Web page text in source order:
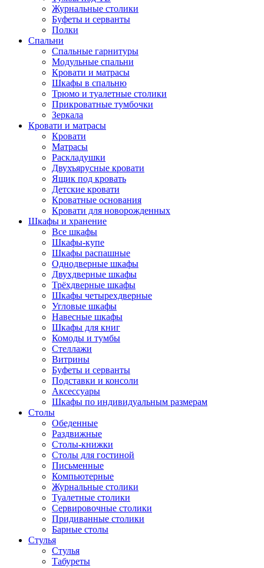
Журнальные столики
Буфеты и серванты
Полки
Спальни
Спальные гарнитуры
Модульные спальни
Кровати и матрасы
Шкафы в спальню
Трюмо и туалетные столики
Прикроватные тумбочки
Зеркала
Кровати и матрасы
Кровати
Матрасы
Раскладушки
Двухъярусные кровати
Ящик под кровать
Детские кровати
Кроватные основания
Кровати для новорожденных
Шкафы и хранение
Все шкафы
Шкафы-купе
Шкафы распашные
Однодверные шкафы
Двухдверные шкафы
Трёхдверные шкафы
Шкафы четырехдверные
Угловые шкафы
Навесные шкафы
Шкафы для книг
Комоды и тумбы
Стеллажи
Витрины
Буфеты и серванты
Подставки и консоли
Аксессуары
Шкафы по индивидуальным размерам
Столы
Обеденные
Раздвижные
Столы-книжки
Столы для гостиной
Письменные
Компьютерные
Журнальные столики
Туалетные столики
Сервировочные столики
Придиванные столики
Барные столы
Стулья
Стулья
Табуреты